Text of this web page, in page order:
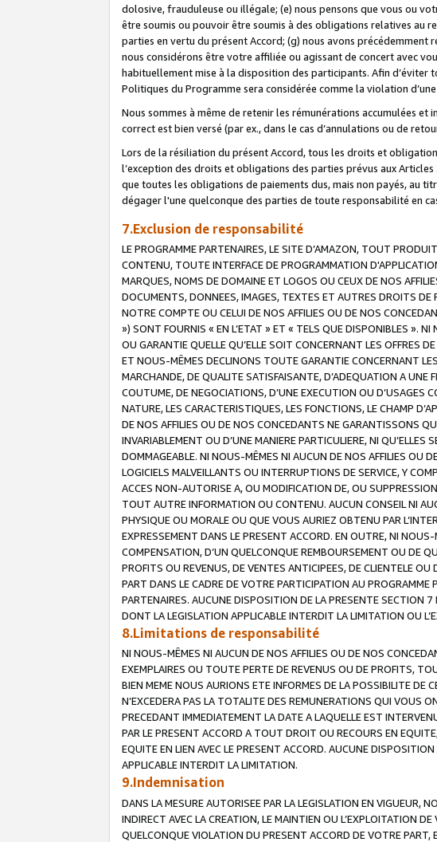
dolosive, frauduleuse ou illégale; (e) nous pensons que vous ou
être soumis ou pouvoir être soumis à des obligations relatives au
parties en vertu du présent Accord; (g) nous avons
nous considérons être votre affiliée ou agissant de concert avec
habituellement mise à la disposition des participants. Afin d’éviter
Politiques du Programme sera considérée comme la violation
Nous sommes à même de retenir les rémunérations accumulées
correct est bien versé (par ex., dans le cas d’annulations ou de
Lors de la résiliation du présent Accord, tous les droits et
l’exception des droits et obligations des parties prévus aux
que toutes les obligations de paiements dus, mais non payés, au
dégager l'une quelconque des parties de toute responsabilité en
7.Exclusion de responsabilité
LE PROGRAMME PARTENAIRES, LE SITE D’AMAZON, TOUT
CONTENU, TOUTE INTERFACE DE PROGRAMMATION
MARQUES, NOMS DE DOMAINE ET LOGOS OU CEUX DE NOS
DOCUMENTS, DONNEES, IMAGES, TEXTES ET AUTRES DROITS
NOTRE COMPTE OU CELUI DE NOS AFFILIES OU DE NOS
») SONT FOURNIS « EN L’ETAT » ET « TELS QUE DISPONIBLES ».
OU GARANTIE QUELLE QU’ELLE SOIT CONCERNANT LES OFFRES
ET NOUS-MÊMES DECLINONS TOUTE GARANTIE CONCERNANT
MARCHANDE, DE QUALITE SATISFAISANTE, D’ADEQUATION A
COUTUME, DE NEGOCIATIONS, D’UNE EXECUTION OU D’USAGES
NATURE, LES CARACTERISTIQUES, LES FONCTIONS, LE CHAMP
DE NOS AFFILIES OU DE NOS CONCEDANTS NE GARANTISSONS
INVARIABLEMENT OU D’UNE MANIERE PARTICULIERE, NI
DOMMAGEABLE. NI NOUS-MÊMES NI AUCUN DE NOS AFFILIES OU
LOGICIELS MALVEILLANTS OU INTERRUPTIONS DE SERVICE, Y
ACCES NON-AUTORISE A, OU MODIFICATION DE, OU
TOUT AUTRE INFORMATION OU CONTENU. AUCUN CONSEIL NI
PHYSIQUE OU MORALE OU QUE VOUS AURIEZ OBTENU PAR
EXPRESSEMENT DANS LE PRESENT ACCORD. EN OUTRE, NI
COMPENSATION, D’UN QUELCONQUE REMBOURSEMENT OU DE
PROFITS OU REVENUS, DE VENTES ANTICIPEES, DE CLIENTELE
PART DANS LE CADRE DE VOTRE PARTICIPATION AU
PARTENAIRES. AUCUNE DISPOSITION DE LA PRESENTE SECTION
DONT LA LEGISLATION APPLICABLE INTERDIT LA LIMITATION OU
8.Limitations de responsabilité
NI NOUS-MÊMES NI AUCUN DE NOS AFFILIES OU DE NOS
EXEMPLAIRES OU TOUTE PERTE DE REVENUS OU DE PROFITS,
BIEN MEME NOUS AURIONS ETE INFORMES DE LA POSSIBILITE DE
N’EXCEDERA PAS LA TOTALITE DES REMUNERATIONS QUI VOUS
PRECEDANT IMMEDIATEMENT LA DATE A LAQUELLE EST
PAR LE PRESENT ACCORD A TOUT DROIT OU RECOURS EN
EQUITE EN LIEN AVEC LE PRESENT ACCORD. AUCUNE
APPLICABLE INTERDIT LA LIMITATION.
9.Indemnisation
DANS LA MESURE AUTORISEE PAR LA LEGISLATION EN
INDIRECT AVEC LA CREATION, LE MAINTIEN OU L’EXPLOITATION
QUELCONQUE VIOLATION DU PRESENT ACCORD DE VOTRE